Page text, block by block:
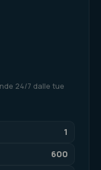
24/7 dalle tue
1
600